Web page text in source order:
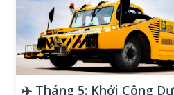
✈️ Tháng 5: Khởi Công